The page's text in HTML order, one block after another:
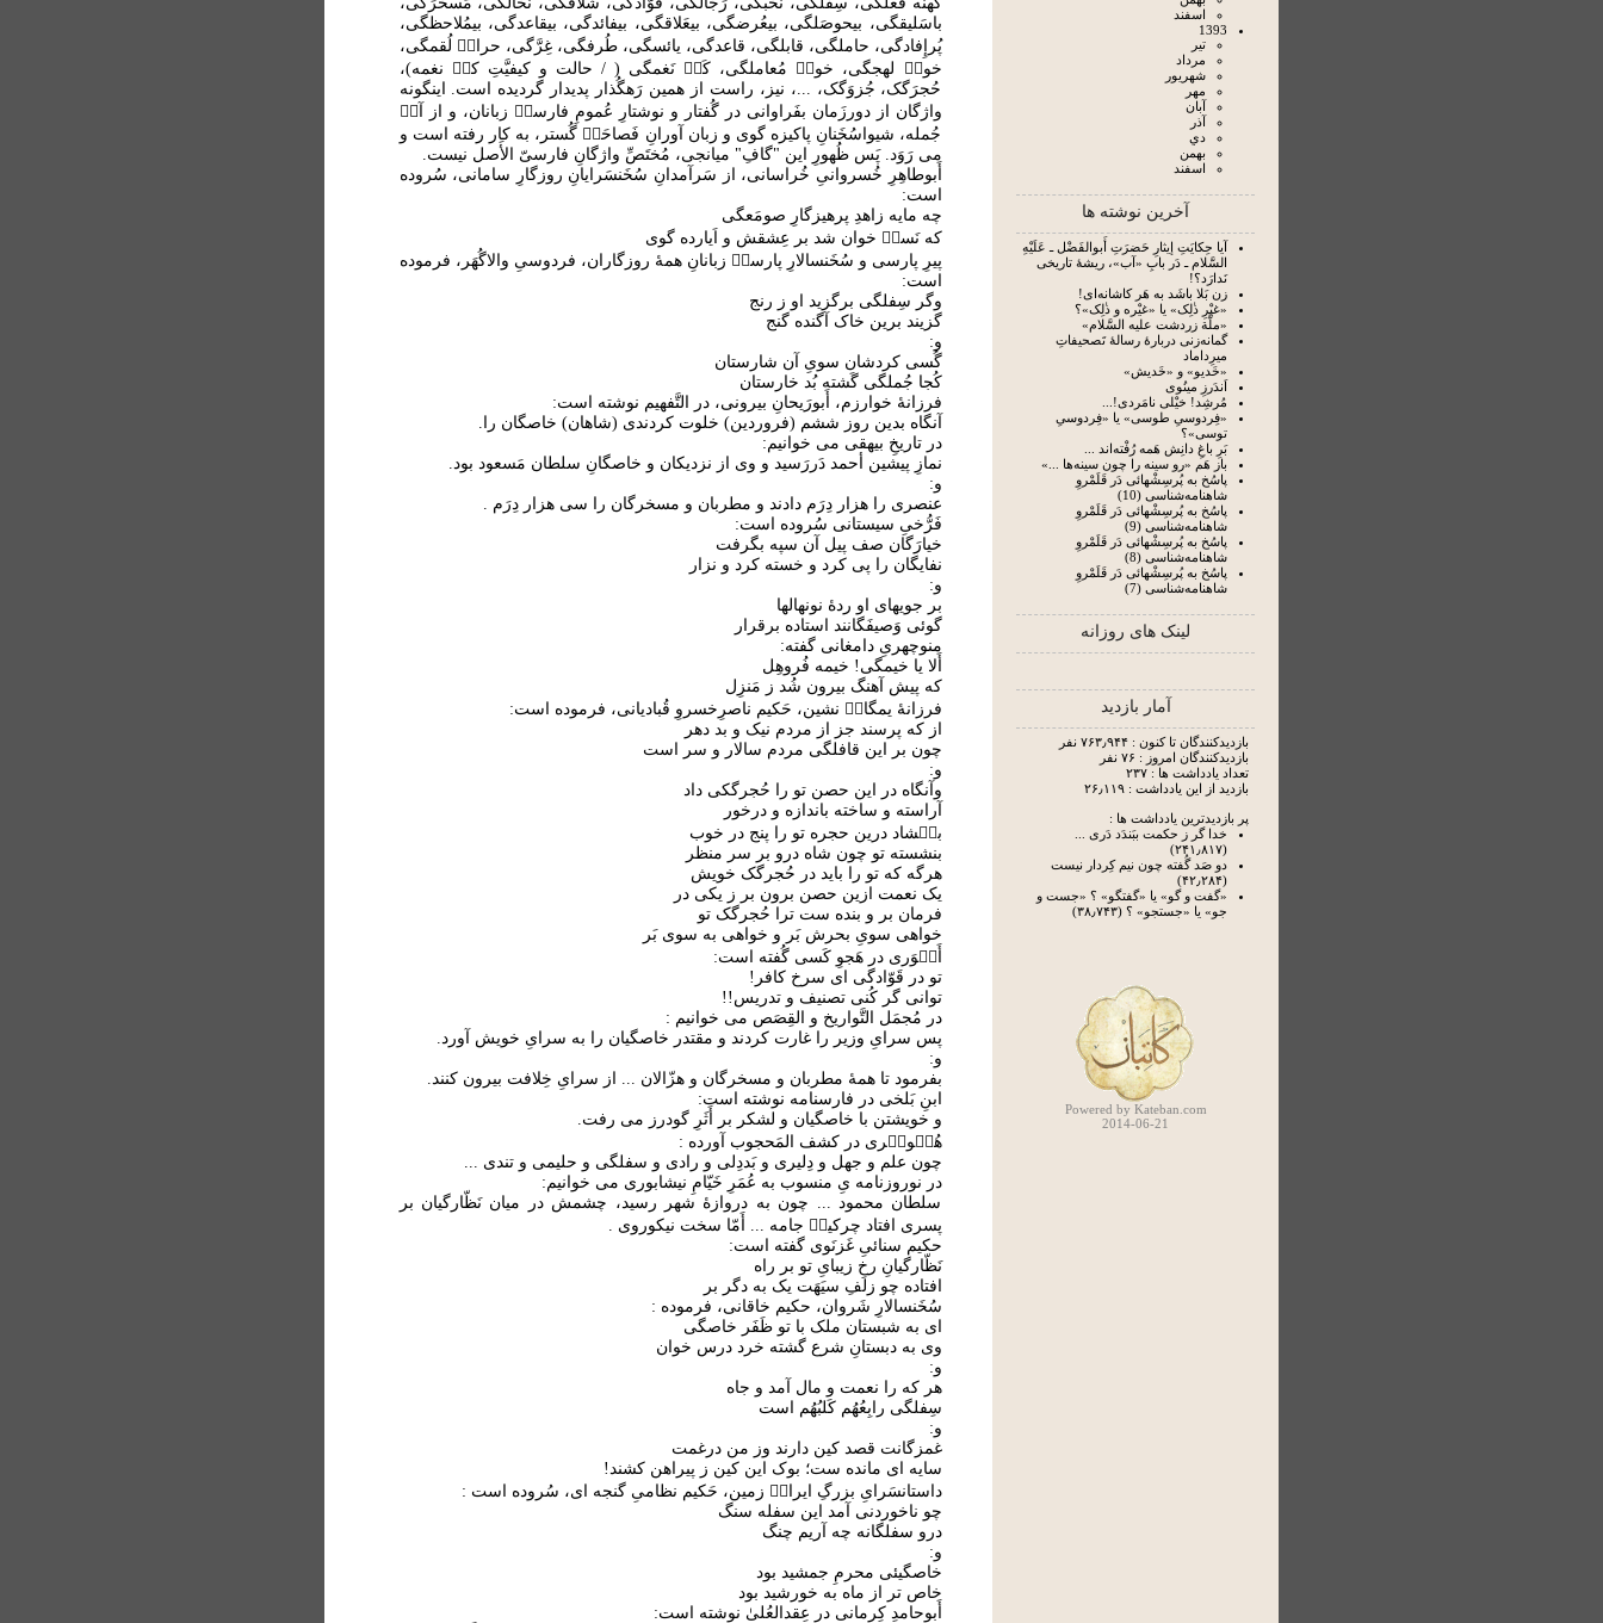
اسفند
1393
تير
مرداد
شهريور
مهر
آبان
آذر
دي
بهمن
اسفند
آخرین نوشته ها
آیا حِکایَتِ إیثارِ حَضرَتِ أَبوالفَضْل ـ عَلَیْهِ
السَّلام ـ دَر بابِ «آب»، ریشۀ تاریخی
نَدارَد؟!
زن بَلا باشَد به هَر کاشانه‌ای!
«غیْرِ ذٰلِک» یا «غیْره و ذٰلِک»؟
«ملَّة زردشت علیه السَّلام»
گمانه‌زنی دربارۀ رسالۀ تَصحیفاتِ
میرِداماد
«خَدیو» و «خَدیش»
اَندَرزِ مینُوی
مُرشِد! خیْلی نامَردی!...
«فِردوسیِ طوسی» یا «فِردوسیِ
توسی»؟
بَرِ باغِ دانِش هَمه رُفْته‌‏اند ...
باز هَم «رو سینه را چون سینه‌ها ...»
پاسُخ به پُرسِشْهائی دَر قَلَمْروِ
شاهنامه‌شناسی (10)
پاسُخ به پُرسِشْهائی دَر قَلَمْروِ
شاهنامه‌شناسی (9)
پاسُخ به پُرسِشْهائی دَر قَلَمْروِ
شاهنامه‌شناسی (8)
پاسُخ به پُرسِشْهائی دَر قَلَمْروِ
شاهنامه‌شناسی (7)
لینک های روزانه
آمار بازدید
بازدیدکنندگان تا کنون : ۷۶۳٫۹۴۴ نفر
بازدیدکنندگان امروز : ۷۶ نفر
تعداد یادداشت ها : ۲۳۷
بازدید از این یادداشت : ۲۶٫۱۱۹
پر بازدیدترین یادداشت ها :
خدا گر ز حکمت ببَندَد دَری ...
(۲۴۱٫۸۱۷)
دو صَد گُفته چون نیم کِردار نیست
(۴۲٫۲۸۴)
«گفت و گو» یا «گفتگو» ؟ «جست و
جو» یا «جستجو» ؟ (۳۸٫۷۴۳)
Powered by Kateban.com
2014-06-21
باسَلیقگی، بیحوصَلگی، بیعُرضگی، بیعَلاقگی، بیفائدگی، بیقاعدگی، بیمُلاحظگی،
پُرإِفادگی، حاملگی، قابلگی، قاعدگی، یائسگی، طُرفگی، غِرَّگی، حرام۟ لُقمگی،
خوش۟ لهجگی، خوش۟ مُعاملگی، کَج۟ نَغمگی ( / حالت و کیفیَّتِ کج۟ نغمه)،
حُجرَگک، جُزوَگک، ...، نیز، راست از همین رَهگُذار پدیدار گردیده است. اینگونه
واژگان از دورزَمان بفَراوانی در گُفتار و نوشتارِ عُمومِ فارسیٖ زبانان، و از آن۟
جُمله، شیواسُخَنانِ پاکیزه گوی و زبان آورانِ فَصاحَت۟ گُستر، به کار رفته است و
می رَوَد. پَس ظُهورِ این "گافِ" میانجی، مُختَصِّ واژگانِ فارسیّ الأَصل نیست.
أَبوطاهِرِ خُسروانیِ خُراسانی، از سَرآمدانِ سُخَنسَرایانِ روزگارِ سامانی، سُروده
است:
چه مایه زاهدِ پرهیزگارِ صومَعگی
که نَسک۟ خوان شد بر عِشقش و اَیارده گوی
پیرِ پارسی و سُخَنسالارِ پارسیٖ زبانانِ همۀ روزگاران، فردوسیِ والاگُهَر، فرموده
است:
وگر سِفلگی برگزید او ز رنج
گزیند برین خاک آگنده گنج
و:
گُسی کردشان سویِ آن شارستان
کُجا جُملگی گَشته بُد خارستان
فرزانۀ خوارزم، أَبورَیحانِ بيرونی، در التَّفهيم نوشته است:
آنگاه بدين روز ششم (فروردين) خلوت کردندی (شاهان) خاصگان را.
در تاریخِ بیهقی می خوانیم:
نمازِ پیشین أحمد دَررَسید و وی از نزدیکان و خاصگانِ سلطان مَسعود بود.
و:
عنصری را هزار دِرَم دادند و مطربان و مسخرگان را سی هزار دِرَم .
فَرُّخیِ سیستانی سُروده است:
خیارَگان صف پیل آن سپه بگرفت
نفایگان را پی کرد و خسته کرد و نزار
و:
بر جویهای او ردۀ نونهالها
گوئی وَصیفَگانند استاده برقرار
منوچهریِ دامغانی گفته:
أَلا یا خیمگی! خیمه فُروهِل
که پیش آهنگ بیرون شُد ز مَنزِل
فرزانۀ یمگان۟ نشین، حَکیم ناصرِخسروِ قُبادیانی، فرموده است:
از که پرسند جز از مردم نیک و بد دهر
چون بر این قافلگی مردم سالار و سر است
و:
وآنگاه در این حصن تو را حُجرگکی داد
آراسته و ساخته باندازه و درخور
بگ۟شاد درین حجره تو را پنج در خوب
بنشسته تو چون شاه درو بر سر منظر
هرگه که تو را باید در حُجرگک خویش
یک نعمت ازین حصن برون بر ز یکی در
فرمان بر و بنده ست ترا حُجرگک تو
خواهی سویِ بحرش بَر و خواهی به سوی بَر
أَن۟وَری در هَجوِ کَسی گُفته است:
تو در قَوّادگی ای سرخ کافر!
توانی گر کُنی تصنیف و تدریس!!
در مُجمَل التَّواریخ و القِصَص می خوانیم :
پس سرایِ وزیر را غارت کردند و مقتدر خاصگیان را به سرایِ خویش آورد.
و:
بفرمود تا همۀ مطربان و مسخرگان و هزّالان ... از سرایِ خِلافت بیرون کنند.
ابنِ بَلخی در فارسنامه نوشته است:
و خویشتن با خاصگیان و لشکر بر أَثَرِ گودرز می رفت.
هُج۟ویٖری در کشف المَحجوب آورده :
چون علم و جهل و دِلیری و بَددِلی و رادی و سفلگی و حلیمی و تندی ...
در نوروزنامه یِ منسوب به عُمَرِ خَیّامِ نیشابوری می خوانیم:
سلطان محمود ... چون به دروازۀ شهر رسید، چشمش در میان نَظّارگیان بر
پسری افتاد چرکین۟ جامه ... أَمّا سخت نیکوروی .
حکیم سنائیِ غَزنَوی گفته است:
نَظّارگیانِ رخِ زیبایِ تو بر راه
افتاده چو زلفِ سیَهَت یک به دگر بر
سُخَنسالارِ شَروان، حکیم خاقانی، فرموده :
ای به شبستان ملک با تو ظَفَر خاصگی
وی به دبستانِ شرع گشته خرد درس خوان
و:
هر که را نعمت و مال آمد و جاه
سِفلگی رابِعُهُم کَلبُهُم است
و:
غمزگانت قصد کین دارند وز من درغمت
سایه ای مانده ست؛ بوک این کین ز پیراهن کشند!
داستانسَرایِ بزرگِ ایران۟ زمین، حَکیم نظامیِ گنجه ای، سُروده است :
چو ناخوردنی آمد این سفله سنگ
درو سفلگانه چه آریم چنگ
و:
خاصگیئی محرمِ جمشید بود
خاص تر از ماه به خورشید بود
أَبوحامدِ کِرمانی در عِقدالعُلیٰ نوشته است: